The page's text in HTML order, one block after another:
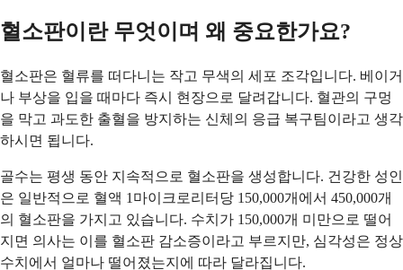
혈소판이란 무엇이며 왜 중요한가요?
혈소판은 혈류를 떠다니는 작고 무색의 세포 조각입니다. 베이거
나 부상을 입을 때마다 즉시 현장으로 달려갑니다. 혈관의 구멍
을 막고 과도한 출혈을 방지하는 신체의 응급 복구팀이라고 생각
하시면 됩니다.
골수는 평생 동안 지속적으로 혈소판을 생성합니다. 건강한 성인
은 일반적으로 혈액 1마이크로리터당 150,000개에서 450,000개
의 혈소판을 가지고 있습니다. 수치가 150,000개 미만으로 떨어
지면 의사는 이를 혈소판 감소증이라고 부르지만, 심각성은 정상
수치에서 얼마나 떨어졌는지에 따라 달라집니다.